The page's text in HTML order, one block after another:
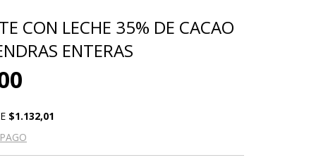
CON LECHE 35% DE CACAO
ENTERAS
$1.132,01